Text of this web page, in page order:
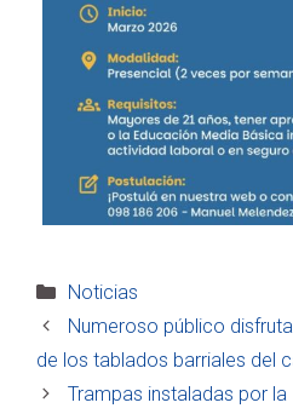
Categorías
Noticias
Numeroso público
de los tablados barriales del
Trampas instaladas por